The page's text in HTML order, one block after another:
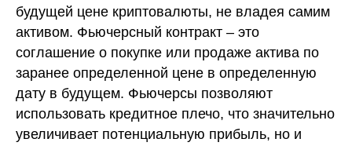
будущей цене криптовалюты, не владея самим
активом. Фьючерсный контракт – это
соглашение о покупке или продаже актива по
заранее определенной цене в определенную
дату в будущем. Фьючерсы позволяют
использовать кредитное плечо, что значительно
увеличивает потенциальную прибыль, но и